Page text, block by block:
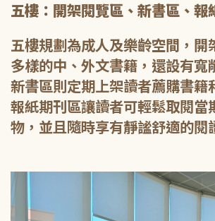
五樓：開架閱覽區、新書區、報
五樓規劃為成人及樂齡空間，開
多樣的中、外文書籍，還設有寬
新書區則定期上架讀者薦購書籍
報紙期刊區讓讀者可輕鬆取閱當
物，並且隨時享有靜謐舒適的閱